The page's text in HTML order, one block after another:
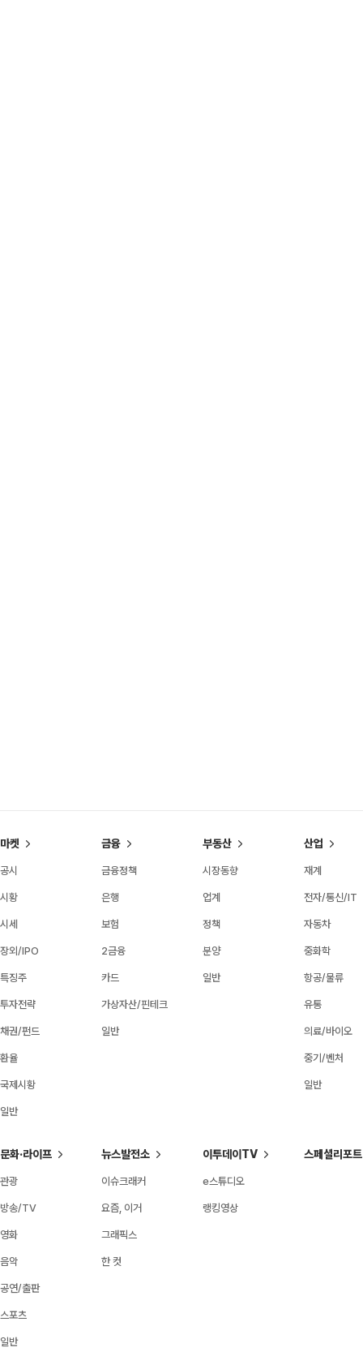
마켓
공시
시황
시세
장외/IPO
특징주
투자전략
채권/펀드
환율
국제시황
일반
금융
금융정책
은행
보험
2금융
카드
가상자산/핀테크
일반
부동산
시장동향
업계
정책
분양
일반
산업
재계
전자/통신/IT
자동차
중화학
항공/물류
유통
의료/바이오
중기/벤처
일반
문화·라이프
관광
방송/TV
영화
음악
공연/출판
스포츠
일반
뉴스발전소
이슈크래커
요즘, 이거
그래픽스
한 컷
이투데이TV
e스튜디오
랭킹영상
스페셜리포트